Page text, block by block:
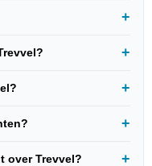
over Trevvel?